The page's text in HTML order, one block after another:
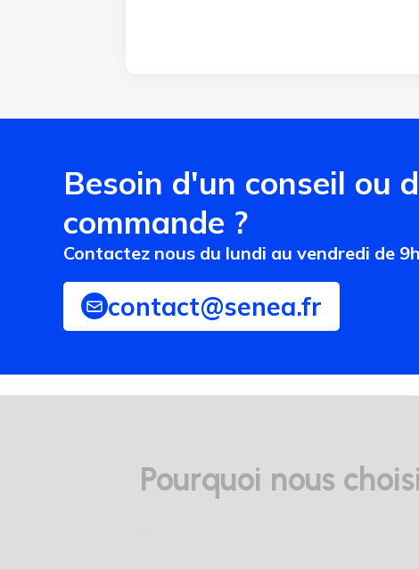
Besoin d'un conseil ou
commande ?
Contactez nous du lundi au vendredi de
contact@senea.fr
Pourquoi nous